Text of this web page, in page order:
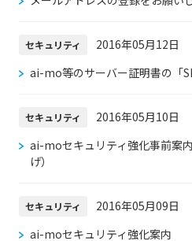
セキュリティ
2016年05月12日
ai-mo等のサーバー証明書の「
セキュリティ
2016年05月10日
ai-moセキュリティ強化事前案
げ）
セキュリティ
2016年05月09日
ai-moセキュリティ強化案内